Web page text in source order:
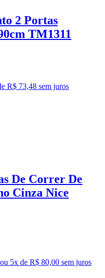
2 Portas
TM1311
R$ 73,48 sem juros
De Correr De
Cinza Nice
ou 5x de R$ 80,00 sem juros